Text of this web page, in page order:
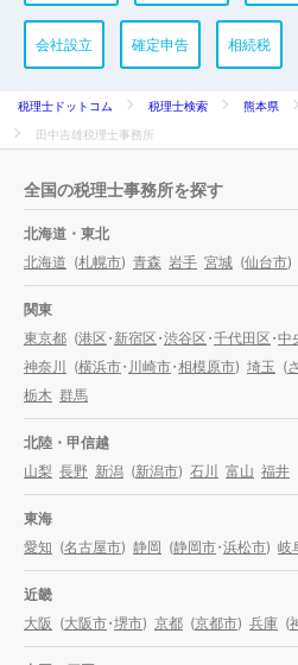
会社設立 確定申告 相続税
税理士ドットコム 税理士検索 熊本県
田中吉雄税理士事務所
全国の税理士事務所を探す
北海道・東北
北海道 (札幌市) 青森 岩手 宮城 (仙台市)
関東
東京都 (港区・新宿区・渋谷区・千代田区・中
神奈川 (横浜市・川崎市・相模原市) 埼玉 (
栃木 群馬
北陸・甲信越
山梨 長野 新潟 (新潟市) 石川 富山 福井
東海
愛知 (名古屋市) 静岡 (静岡市・浜松市) 岐
近畿
大阪 (大阪市・堺市) 京都 (京都市) 兵庫 (